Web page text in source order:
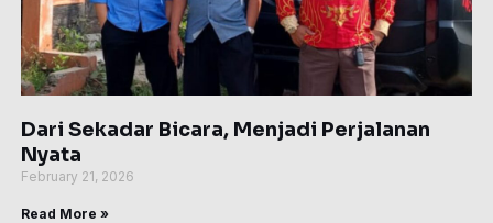
Dari Sekadar Bicara, Menjadi Perjalanan
Nyata
February 21, 2026
Read More »